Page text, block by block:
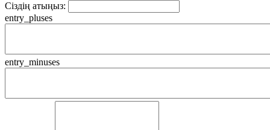
Сіздің атыңыз:
entry_pluses
entry_minuses